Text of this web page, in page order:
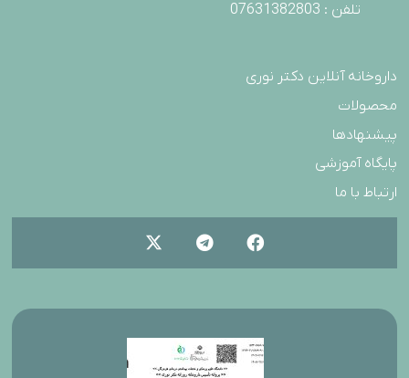
تلفن : 07631382803
داروخانه آنلاین دکتر نوری
محصولات
پیشنهادها
پایگاه آموزشی
ارتباط با ما